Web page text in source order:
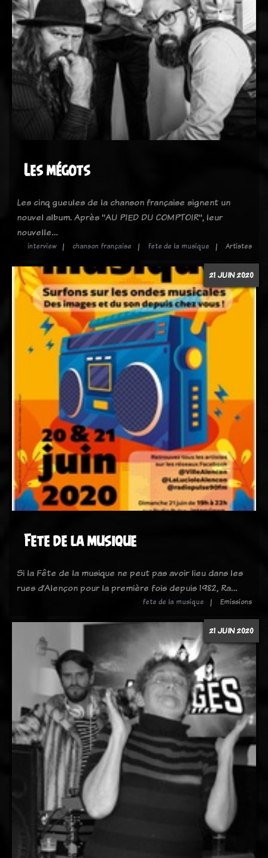
Les mégots
Les cinq gueules de la chanson française signent un
nouvel album. Après "AU PIED DU COMPTOIR", leur
nouvelle…
interview chanson française fete de la musique Artistes
21 JUIN 2020
Fete de la musique
Si la Fête de la musique ne peut pas avoir lieu dans les
rues d’Alençon pour la première fois depuis 1982, Ra…
fete de la musique Emissions
21 JUIN 2020